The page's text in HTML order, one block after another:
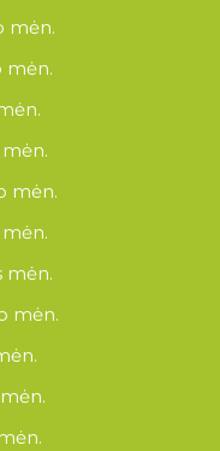
mėn.
mėn.
mėn.
mėn.
mėn.